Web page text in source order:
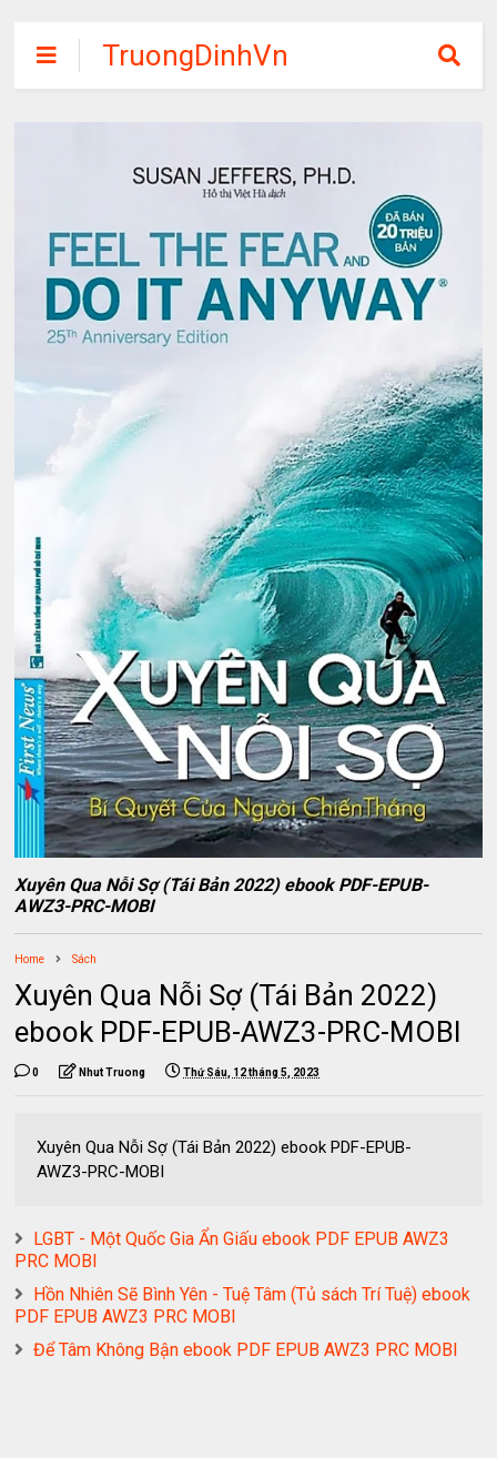
TruongDinhVn
Chia sẽ ebook,
tập miễn phí
Xuyên Qua Nỗi Sợ (Tái Bản 2022) ebook PDF-EPUB-
AWZ3-PRC-MOBI
Home Sách
Xuyên Qua Nỗi Sợ (Tái Bản 2022)
ebook PDF-EPUB-AWZ3-PRC-MOBI
0 Nhut Truong Thứ Sáu, 12 tháng 5, 2023
Xuyên Qua Nỗi Sợ (Tái Bản 2022) ebook PDF-EPUB-
AWZ3-PRC-MOBI
LGBT - Một Quốc Gia Ẩn Giấu ebook PDF EPUB AWZ3
PRC MOBI
Hồn Nhiên Sẽ Bình Yên - Tuệ Tâm (Tủ sách Trí Tuệ) ebook
PDF EPUB AWZ3 PRC MOBI
Để Tâm Không Bận ebook PDF EPUB AWZ3 PRC MOBI